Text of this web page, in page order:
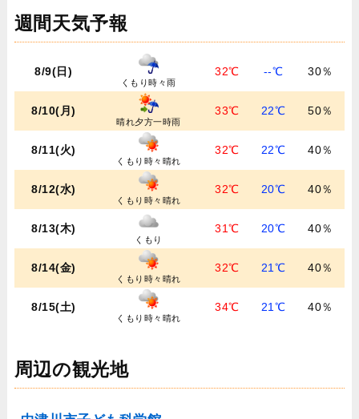
週間天気予報
8/9(日)
くもり時々雨
32℃ --℃ 30％
8/10(月)
晴れ夕方一時雨
33℃ 22℃ 50％
8/11(火)
くもり時々晴れ
32℃ 22℃ 40％
8/12(水)
くもり時々晴れ
32℃ 20℃ 40％
8/13(木)
くもり
31℃ 20℃ 40％
8/14(金)
くもり時々晴れ
32℃ 21℃ 40％
8/15(土)
くもり時々晴れ
34℃ 21℃ 40％
周辺の観光地